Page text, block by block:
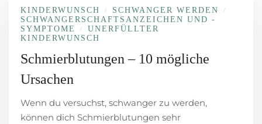
KINDERWUNSCH / SCHWANGER WERDEN /
SCHWANGERSCHAFTSANZEICHEN UND -
SYMPTOME
/
UNERFÜLLTER
KINDERWUNSCH
Schmierblutungen – 10 mögliche
Ursachen
Wenn du versuchst, schwanger zu werden,
können dich Schmierblutungen sehr